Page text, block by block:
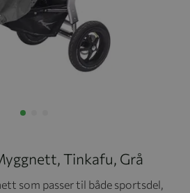
Tinkafu, Grå
som passer til både sportsdel,